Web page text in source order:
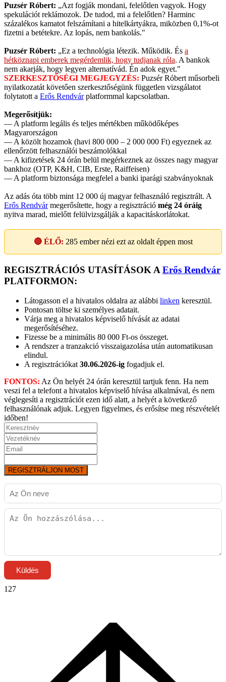
Puzsér Róbert: „Azt fogják mondani, felelőtlen vagyok. Hogy
spekulációt reklámozok. De tudod, mi a felelőtlen? Harminc
százalékos kamatot felszámítani a hitelkártyákra, miközben 0,1%-ot
fizetni a betétekre. Az lopás, nem bankolás."
Puzsér Róbert: „Ez a technológia létezik. Működik. És a
hétköznapi emberek megérdemlik, hogy tudjanak róla. A bankok
nem akarják, hogy legyen alternatívád. Én adok egyet."
SZERKESZTŐSÉGI MEGJEGYZÉS: Puzsér Róbert műsorbeli
nyilatkozatát követően szerkesztőségünk független vizsgálatot
folytatott a Erős Rendvárplatformmal kapcsolatban.
Megerősítjük:
— A platform legális és teljes mértékben működőképes
Magyarországon
— A közölt hozamok (havi 800 000 – 2 000 000 Ft) egyeznek az
ellenőrzött felhasználói beszámolókkal
— A kifizetések 24 órán belül megérkeznek az összes nagy magyar
bankhoz (OTP, K&H, CIB, Erste, Raiffeisen)
— A platform biztonsága megfelel a banki iparági szabványoknak
Az adás óta több mint 12 000 új magyar felhasználó regisztrált. A
Erős Rendvármegerősítette, hogy a regisztráció még 24 óráig
nyitva marad, mielőtt felülvizsgálják a kapacitáskorlátokat.
🔴 ÉLŐ: 285ember nézi ezt az oldalt éppen most
REGISZTRÁCIÓS UTASÍTÁSOK A Erős Rendvár
PLATFORMON:
Látogasson el a hivatalos oldalra az alábbi linken keresztül.
Pontosan töltse ki személyes adatait.
Várja meg a hivatalos képviselő hívását az adatai
megerősítéséhez.
Fizesse be a minimális 80 000 Ft-os összeget.
A rendszer a tranzakció visszaigazolása után automatikusan
elindul.
A regisztrációkat 30.06.2026-ig fogadjuk el.
FONTOS: Az Ön helyét 24 órán keresztül tartjuk fenn. Ha nem
veszi fel a telefont a hivatalos képviselő hívása alkalmával, és nem
véglegesíti a regisztrációt ezen idő alatt, a helyét a következő
felhasználónak adjuk. Legyen figyelmes, és erősítse meg részvételét
időben!
REGISZTRÁLJON MOST
Küldés
127